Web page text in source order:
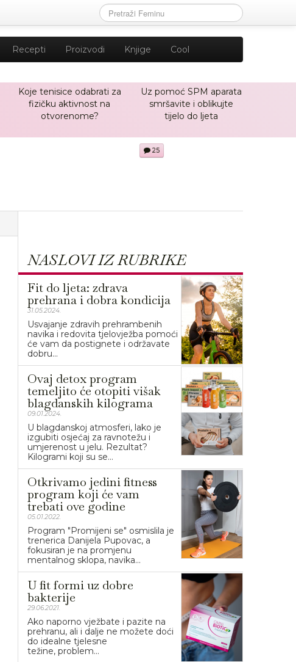
Recepti Proizvodi Knjige Cool
Koje tenisice odabrati za
fizičku aktivnost na
otvorenome?
Uz pomoć SPM aparata
smršavite i oblikujte
tijelo do ljeta
25
NASLOVI IZ RUBRIKE
Fit do ljeta: zdrava
prehrana i dobra kondicija
31.05.2024.
Usvajanje zdravih prehrambenih
navika i redovita tjelovježba pomoći
će vam da postignete i održavate
dobru...
Ovaj detox program
temeljito će otopiti višak
blagdanskih kilograma
09.01.2024.
U blagdanskoj atmosferi, lako je
izgubiti osjećaj za ravnotežu i
umjerenost u jelu. Rezultat?
Kilogrami koji su se...
Otkrivamo jedini fitness
program koji će vam
trebati ove godine
05.01.2022.
Program "Promijeni se" osmislila je
trenerica Danijela Pupovac, a
fokusiran je na promjenu
mentalnog sklopa, navika...
U fit formi uz dobre
bakterije
29.06.2021.
Ako naporno vježbate i pazite na
prehranu, ali i dalje ne možete doći
do idealne tjelesne
težine, problem...